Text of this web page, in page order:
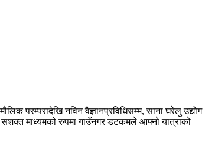
परम्परादेखि नविन वैज्ञानप्रविधिसम्म, साना घरेलु उद्योग
सशक्त माध्यमको रुपमा गाउँनगर डटकमले आफ्नो यात्राको